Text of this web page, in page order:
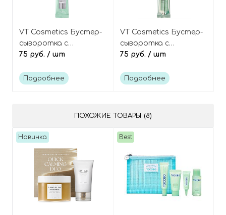
VT Cosmetics Бустер-
сыворотка с
микроиглами
центеллой азиатской
75 руб. / шт
Подробнее
VT Cosmetics Бустер-
сыворотка с
ретинолом и
(спикулами) (в мини-
75 руб. / шт
Подробнее
ПОХОЖИЕ ТОВАРЫ (8)
Новинка Best